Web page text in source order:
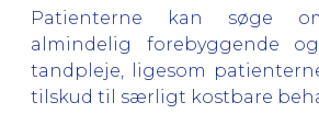
Patienterne kan søge
almindelig forebyggende
tandpleje, ligesom
tilskud til særligt kostbare